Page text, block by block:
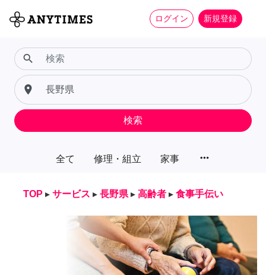
ログイン 新規登録
全て 修理・組立 家事 more_horiz
search
place
検索
TOP ▸ サービス ▸ 長野県 ▸ 高齢者 ▸ 食事手伝い